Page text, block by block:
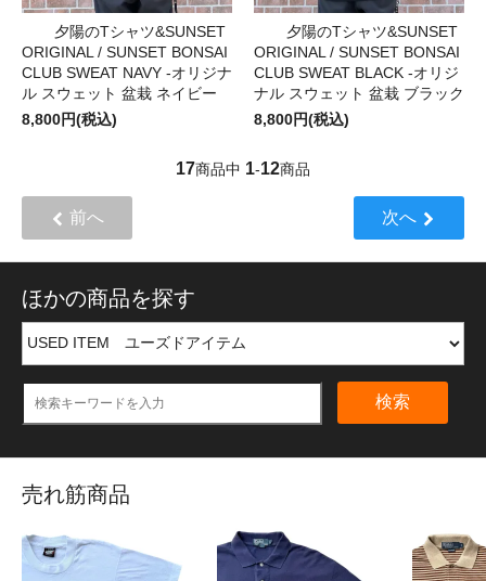
夕陽のTシャツ&SUNSET
ORIGINAL / SUNSET BONSAI
CLUB SWEAT NAVY -オリジナ
ル スウェット 盆栽 ネイビー
8,800円(税込)
夕陽のTシャツ&SUNSET
ORIGINAL / SUNSET BONSAI
CLUB SWEAT BLACK -オリジ
ナル スウェット 盆栽 ブラック
8,800円(税込)
17商品中 1-12商品
前へ 次へ
ほかの商品を探す
検索
売れ筋商品